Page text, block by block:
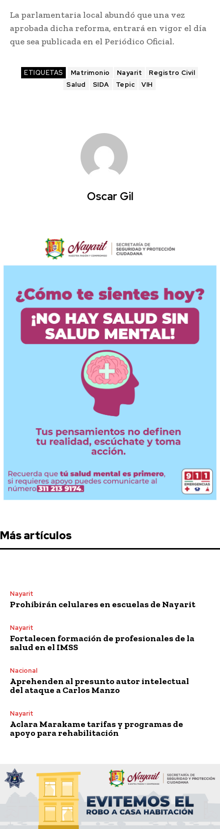
La parlamentaria local abundó que una vez
aprobada dicha reforma, entrará en vigor el día
que sea publicada en el Periódico Oficial.
ETIQUETAS Matrimonio Nayarit
Registro Civil
Salud
SIDA Tepic VIH
Oscar Gil
Más artículos
Nayarit
Prohibirán celulares en escuelas de Nayarit
Nayarit
Fortalecen formación de profesionales de la
salud en el IMSS
Nacional
Aprehenden al presunto autor intelectual
del ataque a Carlos Manzo
Nayarit
Aclara Marakame tarifas y programas de
apoyo para rehabilitación